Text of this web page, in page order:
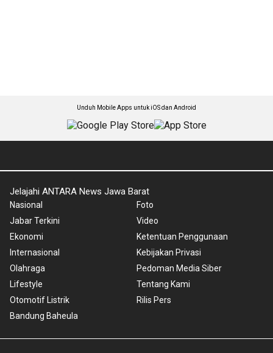
Unduh Mobile Apps untuk iOS dan Android
Jelajahi ANTARA News Jawa Barat
Nasional
Jabar Terkini
Ekonomi
Internasional
Olahraga
Lifestyle
Otomotif Listrik
Bandung Baheula
Foto
Video
Ketentuan Penggunaan
Kebijakan Privasi
Pedoman Media Siber
Tentang Kami
Rilis Pers